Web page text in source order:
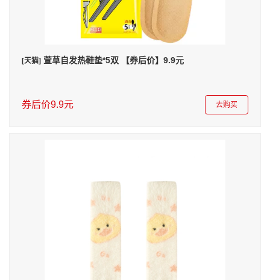
[天猫] 萱草自发热鞋垫*5双 【券后价】9.9元
券后价9.9元 去购买